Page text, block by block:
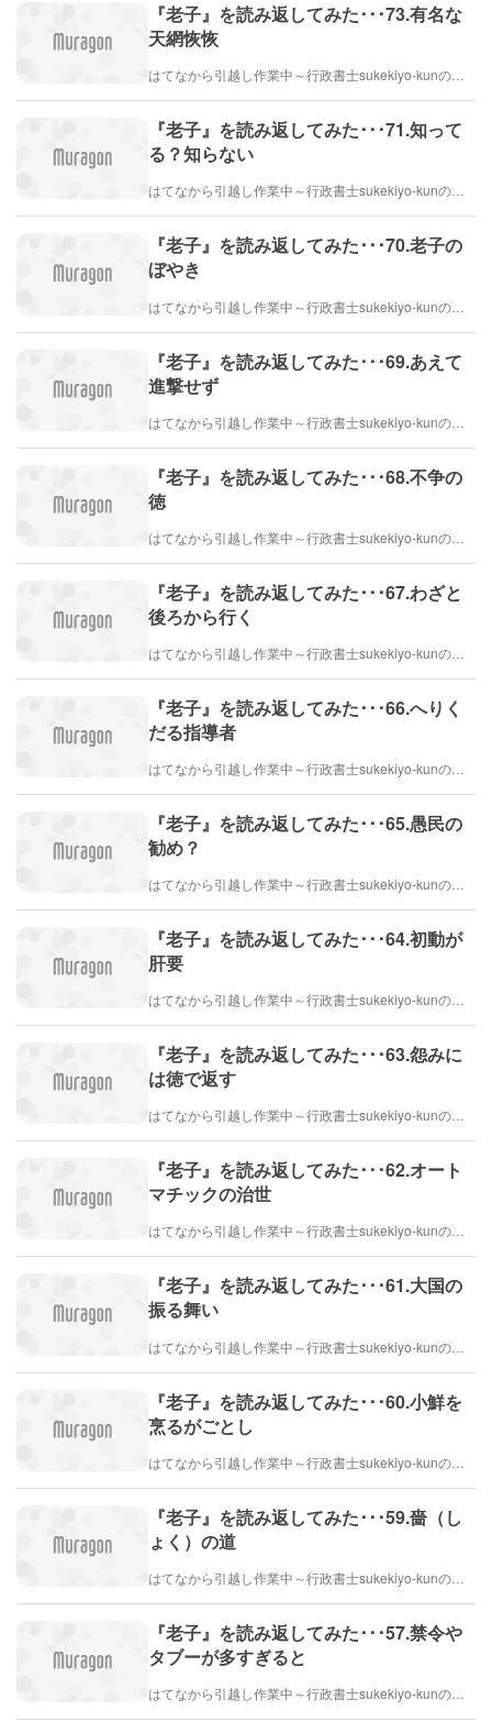
『老子』を読み返してみた･･･73.有名な
天網恢恢
『老子』を読み返してみた･･･71.知って
る？知らない
はてなから引越し作業中～行政書士sukekiyo-kunの家族法など（仮）
『老子』を読み返してみた･･･70.老子の
ぼやき
『老子』を読み返してみた･･･69.あえて
進撃せず
『老子』を読み返してみた･･･68.不争の
徳
『老子』を読み返してみた･･･67.わざと
後ろから行く
『老子』を読み返してみた･･･66.へりく
だる指導者
『老子』を読み返してみた･･･65.愚民の
勧め？
『老子』を読み返してみた･･･64.初動が
肝要
『老子』を読み返してみた･･･63.怨みに
は徳で返す
『老子』を読み返してみた･･･62.オート
マチックの治世
はてなから引越し作業中～行政書士sukekiyo-kunの家族法など（仮）
『老子』を読み返してみた･･･61.大国の
振る舞い
『老子』を読み返してみた･･･60.小鮮を
烹るがごとし
『老子』を読み返してみた･･･59.嗇（し
ょく）の道
『老子』を読み返してみた･･･57.禁令や
タブーが多すぎると